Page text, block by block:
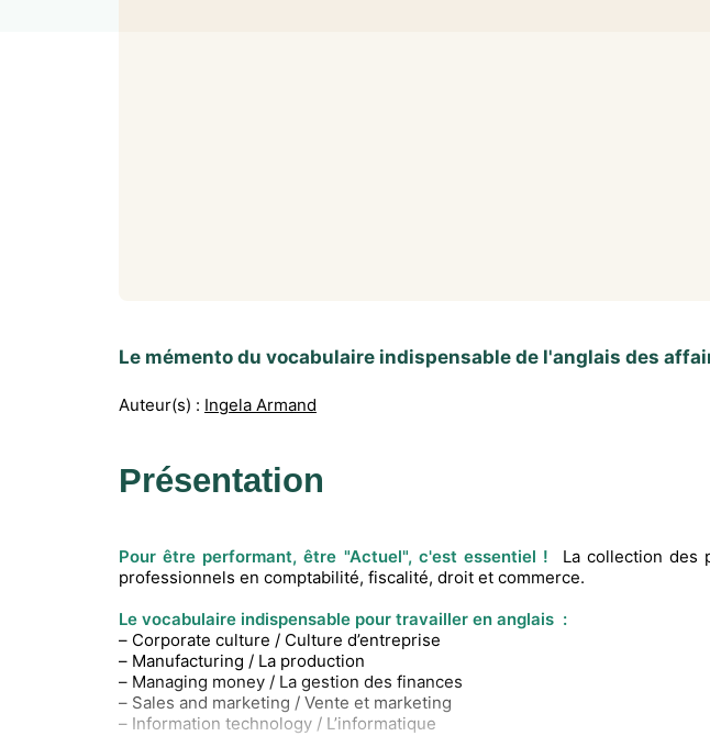
Le mémento du vocabulaire indispensable de l'anglais des
Auteur(s) : Ingela Armand
Présentation
Pour être performant, être "Actuel", c'est essentiel ! La collection des
professionnels en comptabilité, fiscalité, droit et commerce.
Le vocabulaire indispensable pour travailler en anglais :
– Corporate culture / Culture d’entreprise
– Manufacturing / La production
– Managing money / La gestion des finances
– Sales and marketing / Vente et marketing
– Information technology / L’informatique